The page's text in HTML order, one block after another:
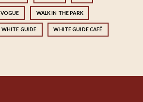
VOGUE WALK IN THE PARK
WHITE GUIDE WHITE GUIDE CAFÉ